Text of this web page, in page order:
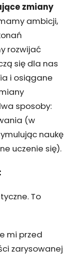
zmiany
ambicji,
rozwijać
się dla nas
i osiągane
sposoby:
(w
naukę
uczenie się).
To
mi przed
zarysowanej